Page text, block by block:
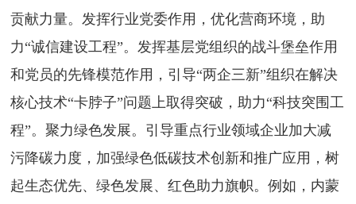
贡献力量。发挥行业党委作用，优化营商环境，助
力“诚信建设工程”。发挥基层党组织的战斗堡垒作用
和党员的先锋模范作用，引导“两企三新”组织在解决
核心技术“卡脖子”问题上取得突破，助力“科技突围工
程”。聚力绿色发展。引导重点行业领域企业加大减
污降碳力度，加强绿色低碳技术创新和推广应用，树
起生态优先、绿色发展、红色助力旗帜。例如，内蒙